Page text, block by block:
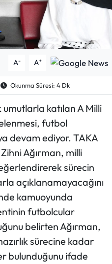
A- A+
Okunma Süresi: 4 Dk
katılan A Milli
elenmesi, futbol
devam ediyor. TAKA
Ağırman, milli
sürecin
açıklanamayacağını
kamuoyunda
futbolcular
belirten Ağırman,
sürecine kadar
bulunduğunu ifade